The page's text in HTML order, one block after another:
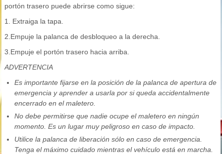
portón trasero puede abrirse como sigue:
1. Extraiga la tapa.
2.Empuje la palanca de desbloqueo a la derecha.
3.Empuje el portón trasero hacia arriba.
ADVERTENCIA
Es importante fijarse en la posición de la palanca de apertura de
emergencia y aprender a usarla por si queda accidentalmente
encerrado en el maletero.
No debe permitirse que nadie ocupe el maletero en ningún
momento. Es un lugar muy peligroso en caso de impacto.
Utilice la palanca de liberación sólo en caso de emergencia.
Tenga el máximo cuidado mientras el vehículo está en marcha.